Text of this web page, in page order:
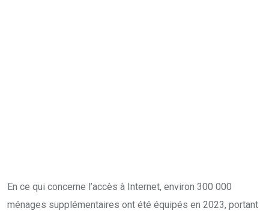
En ce qui concerne l’accès à Internet, environ 300 000
ménages supplémentaires ont été équipés en 2023, portant